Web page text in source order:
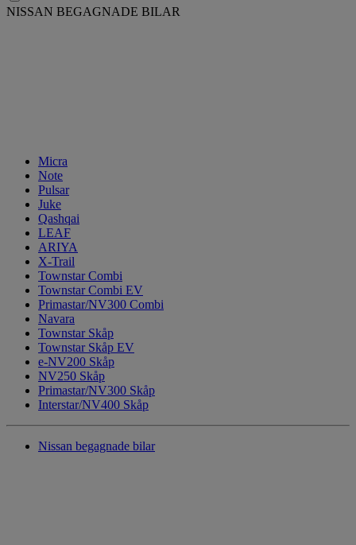
NISSAN BEGAGNADE BILAR
Micra
Note
Pulsar
Juke
Qashqai
LEAF
ARIYA
X-Trail
Townstar Combi
Townstar Combi EV
Primastar/NV300 Combi
Navara
Townstar Skåp
Townstar Skåp EV
e-NV200 Skåp
NV250 Skåp
Primastar/NV300 Skåp
Interstar/NV400 Skåp
Nissan begagnade bilar